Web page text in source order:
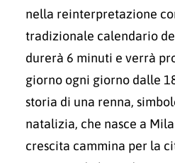
nella reinterpretazione
tradizionale calendario
durerà 6 minuti e verrà
giorno ogni giorno dalle
storia di una renna,
natalizia, che nasce a
crescita cammina per la